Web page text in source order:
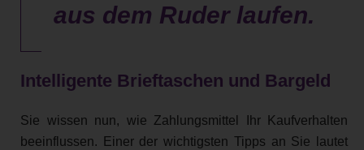
aus dem Ruder laufen.
Intelligente Brieftaschen und Bargeld
Sie wissen nun, wie Zahlungsmittel Ihr Kaufverhalten
beeinflussen. Einer der wichtigsten Tipps an Sie lautet